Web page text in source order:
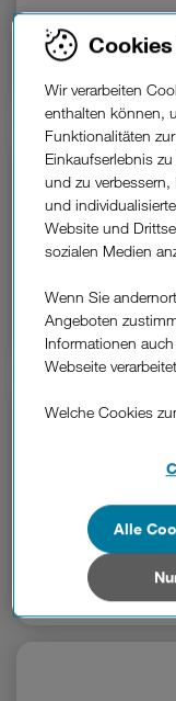
Für
APN-
Einbinden
Wir verarbeiten
enthalten können,
Funktionalitäten
Einkaufserlebnis
und zu
und
Website und
sozialen Medien
Wenn Sie
Angeboten
Informationen
Webseite
Welche Cookies
Wenn Sie allen
von Drittanbietern
außerhalb der
verarbeiten. Sie
Cookies von
Alle